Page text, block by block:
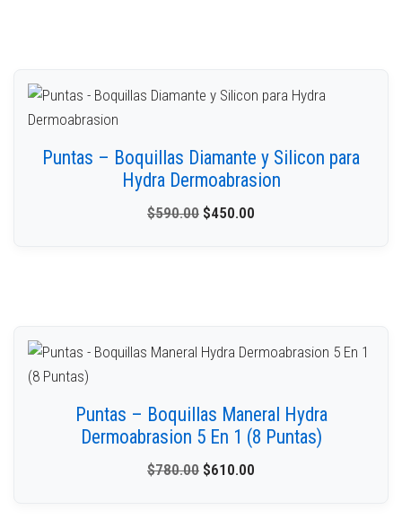
Puntas – Boquillas Diamante y Silicon para
Hydra Dermoabrasion
$590.00 $450.00
Puntas – Boquillas Maneral Hydra
Dermoabrasion 5 En 1 (8 Puntas)
$780.00 $610.00